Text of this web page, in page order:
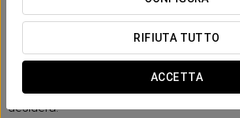
RIFIUTA TUTTO
ACCETTA
potente effetto della Vitamina C.
*Prenotazione obbligatoria per telefono
*Supplemento associato alla
prega di selezionare in precedenza, il tipo
desidera.